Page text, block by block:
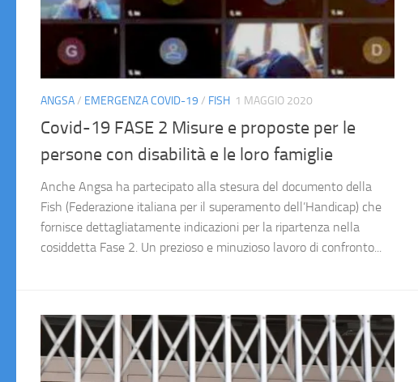
ANGSA/ EMERGENZA COVID-19 / FISH 1 MAGGIO 2020
Covid-19 FASE 2 Misure e proposte per le
persone con disabilità e le loro famiglie
Anche Angsa ha partecipato alla stesura del documento della
Fish (Federazione italiana per il superamento dell’Handicap) che
fornisce dettagliatamente indicazioni per la ripartenza nella
cosiddetta Fase 2. Un prezioso e minuzioso lavoro di confronto...